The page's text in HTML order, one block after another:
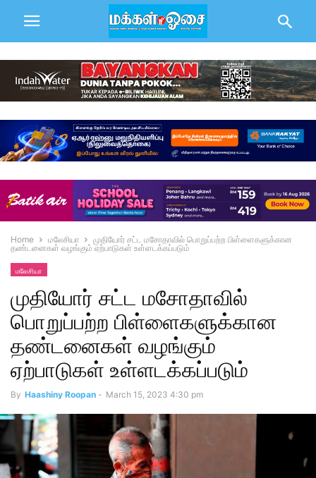
Home மலேசியா
முதியோர் சட்ட மசோதாவில் பொறுப்பற்ற பிள்ளைகளுக்கான
தண்டனைகள் வழங்கும் ஏற்பாடுகள் உள்ளடக்கப்படும்
மலேசியா
முதியோர் சட்ட மசோதாவில்
பொறுப்பற்ற பிள்ளைகளுக்கான
தண்டனைகள் வழங்கும்
ஏற்பாடுகள் உள்ளடக்கப்படும்
By Haashiny Roopan - March 15, 2023 4:30 pm